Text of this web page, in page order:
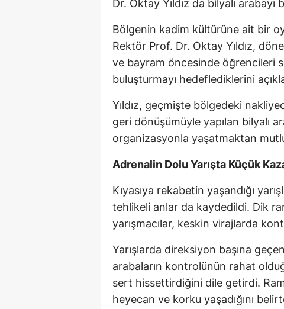
Dr. Oktay Yıldız da bilyalı
Bölgenin kadim kültürüne ait bir
Rektör Prof. Dr. Oktay Yıldız,
ve bayram öncesinde öğrencileri
buluşturmayı hedeflediklerini
Yıldız, geçmişte bölgedeki
geri dönüşümüyle yapılan bilyalı
organizasyonla yaşatmaktan
Adrenalin Dolu Yarışta Küçük
Kıyasıya rekabetin yaşandığı
tehlikeli anlar da kaydedildi. Dik
yarışmacılar, keskin virajlarda
Yarışlarda direksiyon başına
arabaların kontrolünün rahat
sert hissettirdiğini dile getirdi.
heyecan ve korku yaşadığını